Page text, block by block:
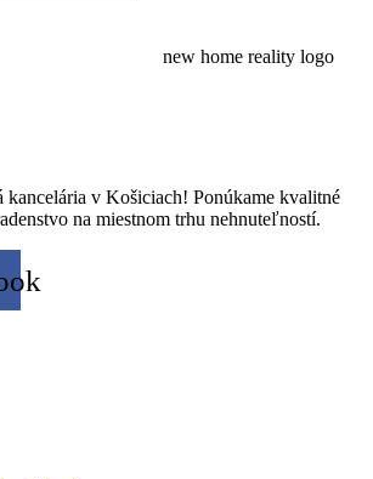
kancelária v Košiciach! Ponúkame kvalitné
na miestnom trhu nehnuteľností.